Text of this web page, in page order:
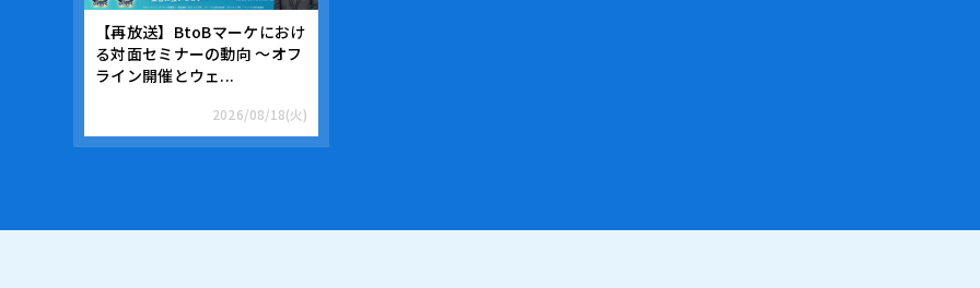
【再放送】BtoBマーケにおけ
る対面セミナーの動向 ～オフ
ライン開催とウェ...
2026/08/18(火)